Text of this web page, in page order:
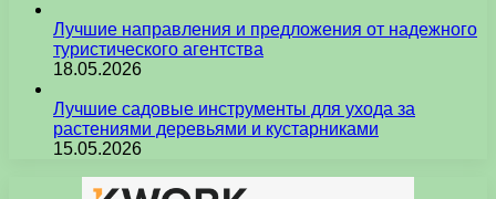
Лучшие направления и предложения от надежного
туристического агентства
18.05.2026
Лучшие садовые инструменты для ухода за
растениями деревьями и кустарниками
15.05.2026